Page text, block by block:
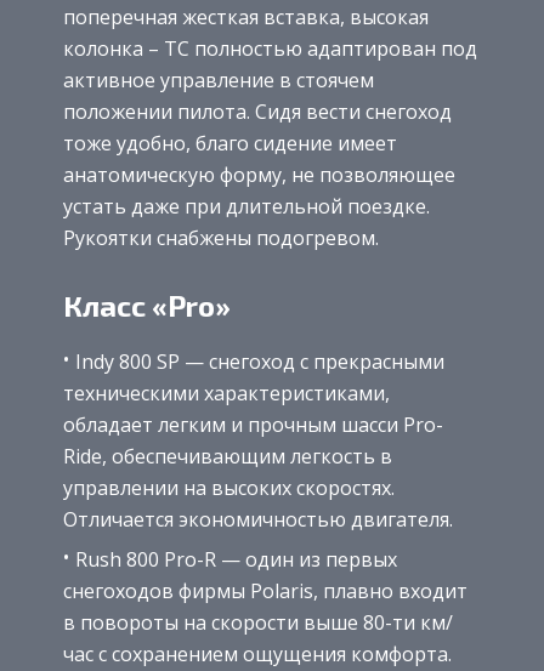
поперечная жесткая вставка, высокая
колонка – ТС полностью адаптирован под
активное управление в стоячем
положении пилота. Сидя вести снегоход
тоже удобно, благо сидение имеет
анатомическую форму, не позволяющее
устать даже при длительной поездке.
Рукоятки снабжены подогревом.
Класс «Pro»
Indy 800 SP — снегоход с прекрасными
техническими характеристиками,
обладает легким и прочным шасси Pro-
Ride, обеспечивающим легкость в
управлении на высоких скоростях.
Отличается экономичностью двигателя.
Rush 800 Pro-R — один из первых
снегоходов фирмы Polaris, плавно входит
в повороты на скорости выше 80-ти км/
час с сохранением ощущения комфорта.